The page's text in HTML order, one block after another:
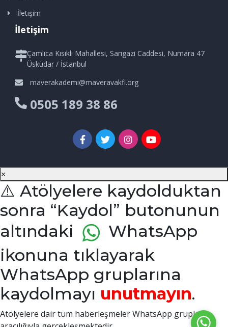
İletişim
İletişim
Çamlıca Kısıklı Mahallesi, Sarıgazi Caddesi, Numara 47
Üsküdar / İstanbul
maverakademi@maveravakfi.org
0505 189 38 86
×
⚠️ Atölyelere kaydolduktan
sonra “Kaydol” butonunun
altındaki
WhatsApp
ikonuna tıklayarak
WhatsApp gruplarına
kaydolmayı unutmayın.
Atölyelere dair tüm haberleşmeler WhatsApp grupları